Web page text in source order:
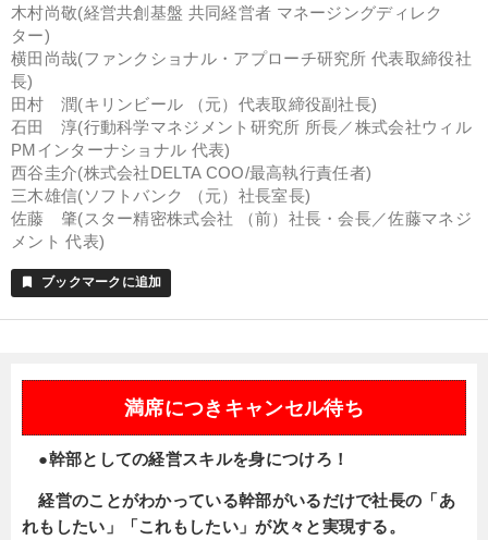
木村尚敬(経営共創基盤 共同経営者 マネージングディレク
ター)
横田尚哉(ファンクショナル・アプローチ研究所 代表取締役社
長)
田村 潤(キリンビール （元）代表取締役副社長)
石田 淳(行動科学マネジメント研究所 所長／株式会社ウィル
PMインターナショナル 代表)
西谷圭介(株式会社DELTA COO/最高執行責任者)
三木雄信(ソフトバンク （元）社長室長)
佐藤 肇(スター精密株式会社 （前）社長・会長／佐藤マネジ
メント 代表)
bookmark ブックマークに追加
満席につきキャンセル待ち
●幹部としての経営スキルを身につけろ！
経営のことがわかっている幹部がいるだけで社長の「あ
れもしたい」「これもしたい」が次々と実現する。